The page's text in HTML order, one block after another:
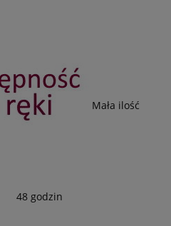
Mała ilość
48 godzin